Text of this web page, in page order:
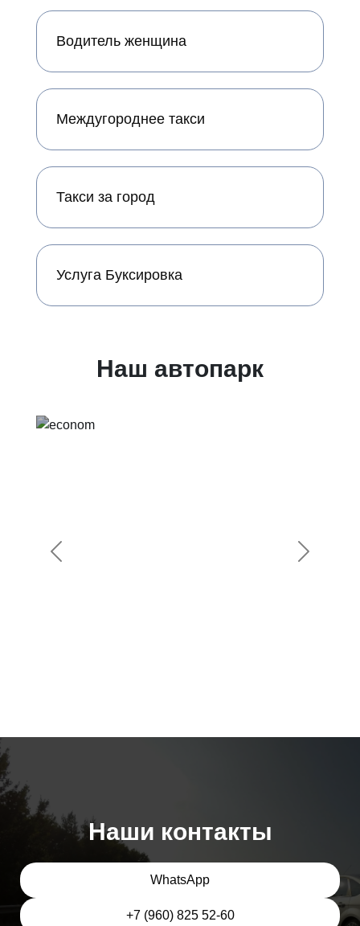
Водитель женщина
Междугороднее такси
Такси за город
Услуга Буксировка
Наш автопарк
Предыдущий
Наши контакты
WhatsApp
+7 (960) 825 52-60